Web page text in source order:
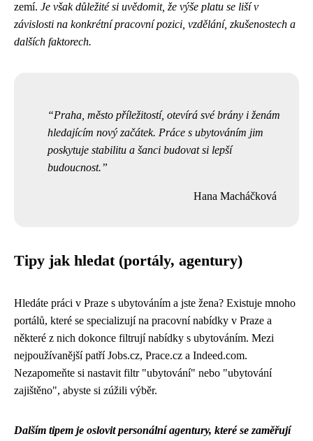
zemí. Je však důležité si uvědomit, že výše platu se liší v
závislosti na konkrétní pracovní pozici, vzdělání, zkušenostech a
dalších faktorech.
Praha, město příležitostí, otevírá své brány i ženám
hledajícím nový začátek. Práce s ubytováním jim
poskytuje stabilitu a šanci budovat si lepší
budoucnost.
Hana Macháčková
Tipy jak hledat (portály, agentury)
Hledáte práci v Praze s ubytováním a jste žena? Existuje mnoho
portálů, které se specializují na pracovní nabídky v Praze a
některé z nich dokonce filtrují nabídky s ubytováním. Mezi
nejpoužívanější patří Jobs.cz, Prace.cz a Indeed.com.
Nezapomeňte si nastavit filtr "ubytování" nebo "ubytování
zajištěno", abyste si zúžili výběr.
Dalším tipem je oslovit personální agentury, které se zaměřují